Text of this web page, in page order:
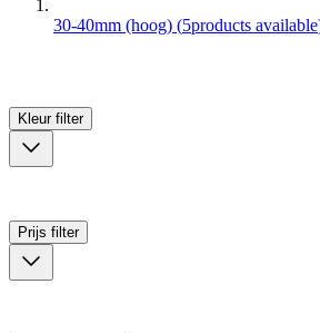
30-40mm (hoog) (5products available
Kleur filter
Prijs filter